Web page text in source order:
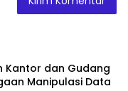
Kantor dan Gudang
Manipulasi Data